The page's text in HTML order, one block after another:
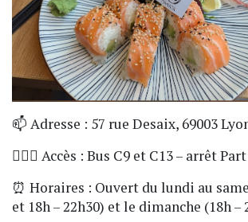
📫 Adresse : 57 rue Desaix, 69003
🏃🏼‍♀️ Accès : Bus C9 et C13 – arrêt
⏰ Horaires : Ouvert du lundi au
et 18h – 22h30) et le dimanche (18h –